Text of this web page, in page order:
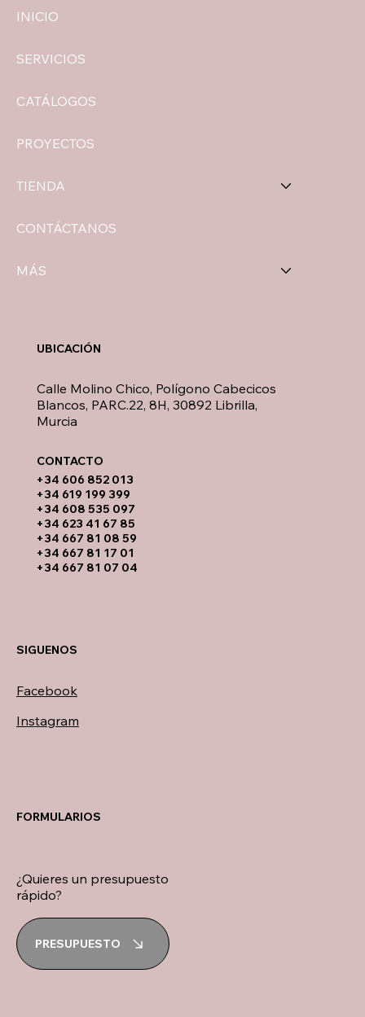
INICIO
SERVICIOS
CATÁLOGOS
PROYECTOS
TIENDA
CONTÁCTANOS
MÁS
​+34 606 852 013
+34 619 199 399
​+34 608 535 097
+34 623 41 67 85
+34 667 81 08 59
+34 667 81 17 01
+34 667 81 07 04
Calle Molino Chico, Polígono Cabecicos
Blancos, PARC.22, 8H, 30892 Librilla,
Murcia
UBICACIÓN
CONTACTO​
SIGUENOS
Facebook
Instagram
FORMULARIOS
¿Quieres un presupuesto
rápido?
PRESUPUESTO